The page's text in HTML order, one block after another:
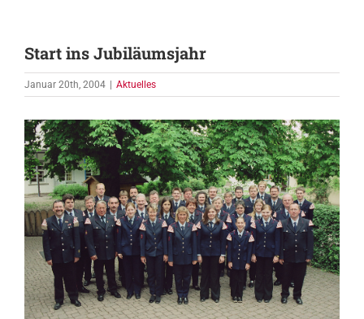
Start ins Jubiläumsjahr
Januar 20th, 2004 | Aktuelles
Zeige
grösseres
Bild